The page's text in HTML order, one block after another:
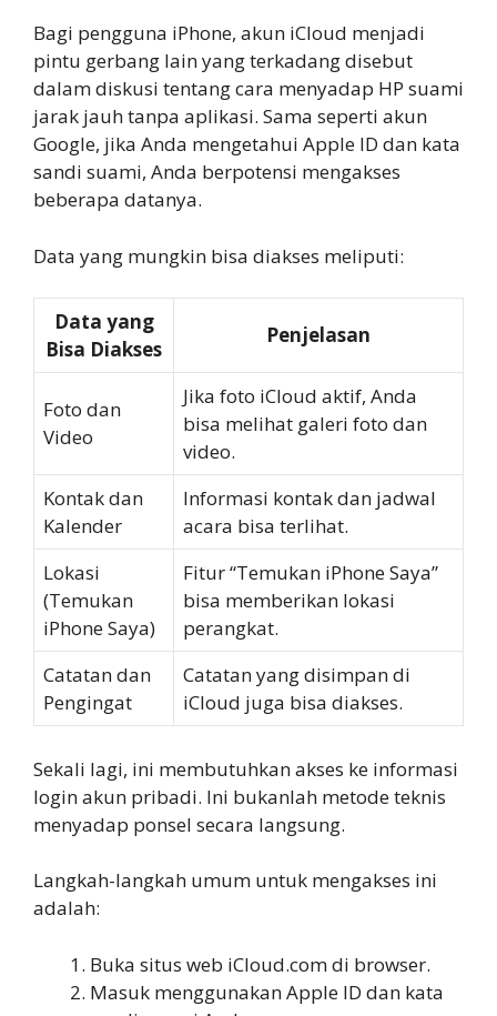
Bagi pengguna iPhone, akun iCloud menjadi
pintu gerbang lain yang terkadang disebut
dalam diskusi tentang cara menyadap HP suami
jarak jauh tanpa aplikasi. Sama seperti akun
Google, jika Anda mengetahui Apple ID dan kata
sandi suami, Anda berpotensi mengakses
beberapa datanya.
Data yang mungkin bisa diakses meliputi:
Data yang
Bisa Diakses
Penjelasan
Foto dan
Video
Jika foto iCloud aktif, Anda
bisa melihat galeri foto dan
video.
Kontak dan
Kalender
Informasi kontak dan jadwal
acara bisa terlihat.
Lokasi
(Temukan
iPhone Saya)
Fitur “Temukan iPhone Saya”
bisa memberikan lokasi
perangkat.
Catatan dan
Pengingat
Catatan yang disimpan di
iCloud juga bisa diakses.
Sekali lagi, ini membutuhkan akses ke informasi
login akun pribadi. Ini bukanlah metode teknis
menyadap ponsel secara langsung.
Langkah-langkah umum untuk mengakses ini
adalah:
Buka situs web iCloud.com di browser.
Masuk menggunakan Apple ID dan kata